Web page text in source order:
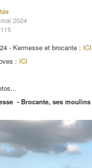
2024
- Kermesse et brocante : ICI
: ICI
- Brocante, ses